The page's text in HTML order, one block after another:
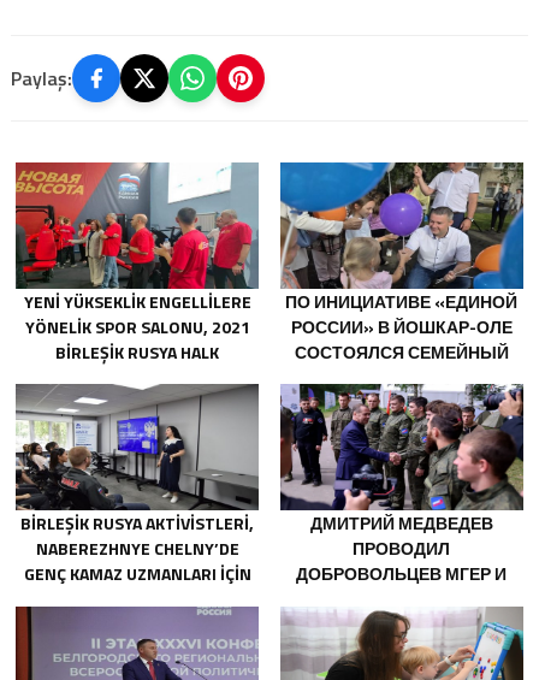
Paylaş:
YENI YÜKSEKLIK ENGELLILERE
YÖNELIK SPOR SALONU, 2021
BIRLEŞIK RUSYA HALK
SARATOV’DA AÇILDI
ПО ИНИЦИАТИВЕ «ЕДИНОЙ
РОССИИ» В ЙОШКАР-ОЛЕ
СОСТОЯЛСЯ СЕМЕЙНЫЙ
BIRLEŞIK RUSYA AKTIVISTLERI,
NABEREZHNYE CHELNY’DE
GENÇ KAMAZ UZMANLARI IÇIN
ДМИТРИЙ МЕДВЕДЕВ
ПРОВОДИЛ
ДОБРОВОЛЬЦЕВ МГЕР И
НА ПЕРЕДОВУЮ